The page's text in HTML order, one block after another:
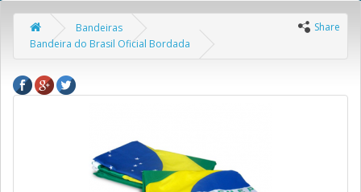
Share
Bandeiras
Bandeira do Brasil Oficial Bordada